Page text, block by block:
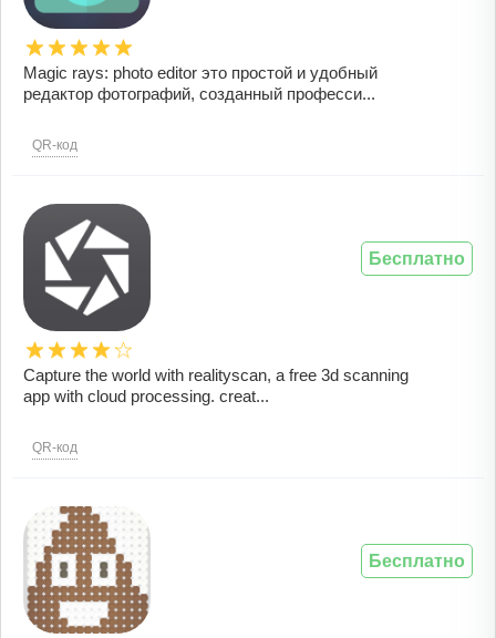
Magic rays: photo editor это простой и удобный
редактор фотографий, созданный професси...
QR-код
Capture the world with realityscan, a free 3d scanning
app with cloud processing. creat...
QR-код
Бесплатно
Бесплатно